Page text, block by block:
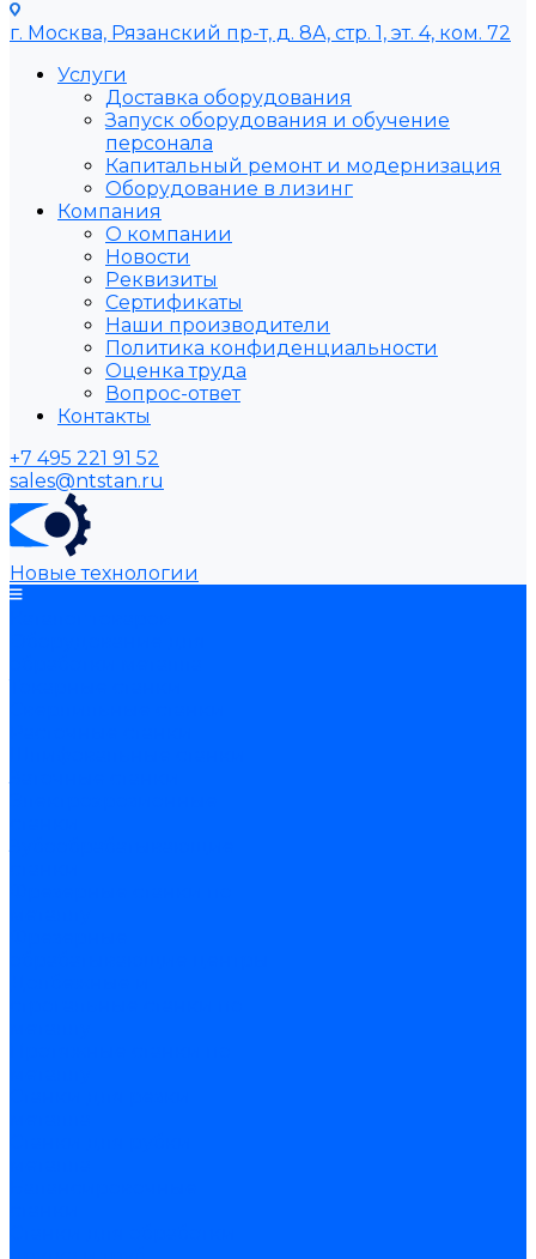
г. Москва, Рязанский пр-т, д. 8А, стр. 1, эт. 4, ком. 72
Услуги
Доставка оборудования
Запуск оборудования и обучение
персонала
Капитальный ремонт и модернизация
Оборудование в лизинг
Компания
О компании
Новости
Реквизиты
Сертификаты
Наши производители
Политика конфиденциальности
Оценка труда
Вопрос-ответ
Контакты
+7 495 221 91 52
sales@ntstan.ru
Новые технологии